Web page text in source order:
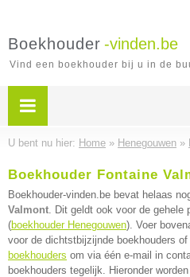
Boekhouder -vinden.be
Vind een boekhouder bij u in de
U bent nu hier: Home » Henegouwen »
Boekhouder Fontaine
Boekhouder-vinden.be bevat helaas
Valmont. Dit geldt ook voor de gehele
(boekhouder Henegouwen). Voer
voor de dichtstbijzijnde boekhouders of
boekhouders om via één e-mail in
boekhouders tegelijk. Hieronder